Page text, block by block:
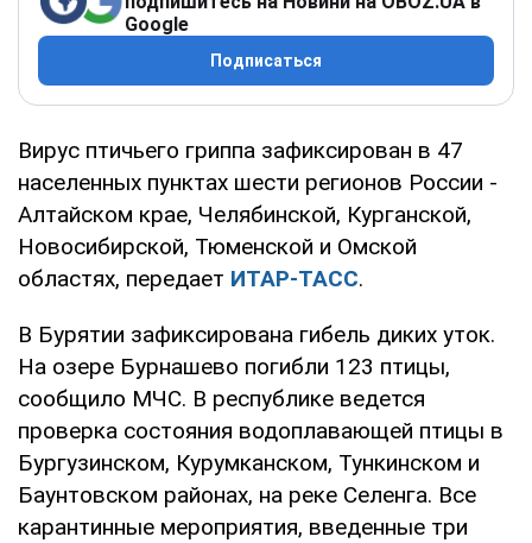
Google
Подписаться
Вирус птичьего гриппа зафиксирован в 47
населенных пунктах шести регионов России -
Алтайском крае, Челябинской, Курганской,
Новосибирской, Тюменской и Омской
областях, передает ИТАР-ТАСС.
В Бурятии зафиксирована гибель диких уток.
На озере Бурнашево погибли 123 птицы,
сообщило МЧС. В республике ведется
проверка состояния водоплавающей птицы в
Бургузинском, Курумканском, Тункинском и
Баунтовском районах, на реке Селенга. Все
карантинные мероприятия, введенные три